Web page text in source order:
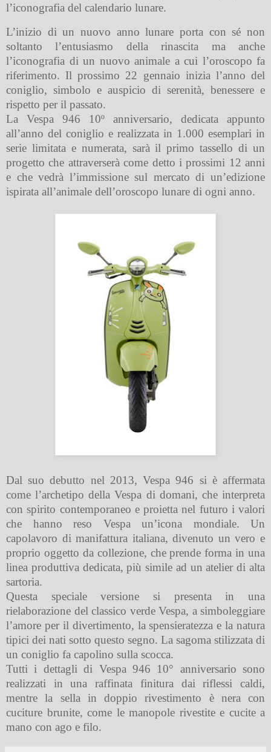
l’iconografia del calendario lunare.
L’inizio di un nuovo anno lunare porta con sé non
soltanto l’entusiasmo della rinascita ma anche
l’iconografia di un nuovo animale a cui l’oroscopo fa
riferimento. Il prossimo 22 gennaio inizia l’anno del
coniglio, simbolo e auspicio di serenità, benessere e
rispetto per il passato.
La Vespa 946 10º anniversario, dedicata appunto
all’anno del coniglio e realizzata in 1.000 esemplari in
serie limitata e numerata, sarà il primo tassello di un
progetto che attraverserà come detto i prossimi 12 anni
e che vedrà l’immissione sul mercato di un’edizione
ispirata all’animale dell’oroscopo lunare di ogni anno.
Dal suo debutto nel 2013, Vespa 946 si è affermata
come l’archetipo della Vespa di domani, che interpreta
con spirito contemporaneo e proietta nel futuro i valori
che hanno reso Vespa un’icona mondiale. Un
capolavoro di manifattura italiana, divenuto un vero e
proprio oggetto da collezione, che prende forma in una
linea produttiva dedicata, più simile ad un atelier di alta
sartoria.
Questa speciale versione si presenta in una
rielaborazione del classico verde Vespa, a simboleggiare
l’amore per il divertimento, la spensieratezza e la natura
tipici dei nati sotto questo segno. La sagoma stilizzata di
un coniglio fa capolino sulla scocca.
Tutti i dettagli di Vespa 946 10° anniversario sono
realizzati in una raffinata finitura dai riflessi caldi,
mentre la sella in doppio rivestimento è nera con
cuciture brunite, come le manopole rivestite e cucite a
mano con ago e filo.